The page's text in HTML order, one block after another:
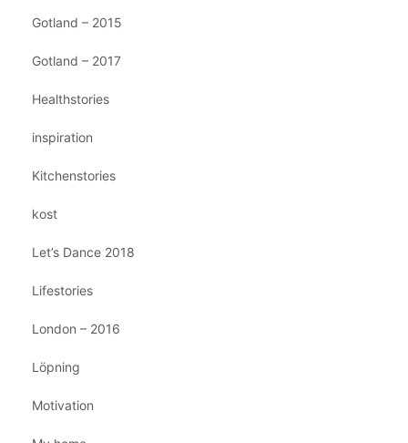
Gotland – 2015
Gotland – 2017
Healthstories
inspiration
Kitchenstories
kost
Let’s Dance 2018
Lifestories
London – 2016
Löpning
Motivation